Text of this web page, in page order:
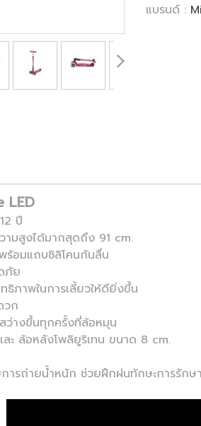
แบรนด์ :
LED
ปี
ามสูงได้มากสุดถึง 91 cm.
ร้อมแถบซิลิโคนกันลื่น
ภัย
ภาพในการเลี้ยวให้ดียิ่งขึ้น
วก
ว่างขึ้นทุกครั้งที่ล้อหมุน
ะ ล้อหลังโพลิยูริเทน ขนาด 8 cm.
ารถ่ายน้ำหนัก ช่วยฝึกฝนทักษะการรักษ